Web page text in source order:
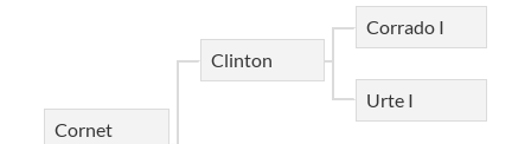
Cornet
Clinton
Corrado I
Urte I